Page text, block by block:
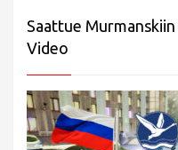
Saattue
Video